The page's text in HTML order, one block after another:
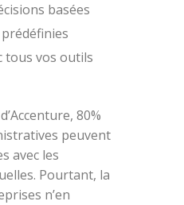
basées
tous vos outils
80%
peuvent
avec les
Pourtant, la
n’en